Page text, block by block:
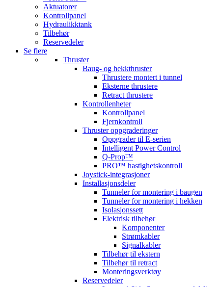
Aktuatorer
Kontrollpanel
Hydraulikktank
Tilbehør
Reservedeler
Se flere
Thruster
Baug- og hekkthruster
Thrustere montert i tunnel
Eksterne thrustere
Retract thrustere
Kontrollenheter
Kontrollpanel
Fjernkontroll
Thruster oppgraderinger
Oppgrader til E-serien
Intelligent Power Control
Q-Prop™
PRO™ hastighetskontroll
Joystick-integrasjoner
Installasjonsdeler
Tunneler for montering i baugen
Tunneler for montering i hekken
Isolasjonssett
Elektrisk tilbehør
Komponenter
Strømkabler
Signalkabler
Tilbehør til ekstern
Tilbehør til retract
Monteringsverktøy
Reservedeler